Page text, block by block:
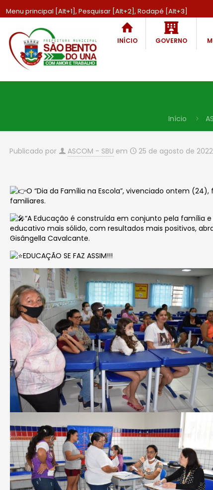
Menu principal [Alt+1], Pesquisar [Alt+2], Rodapé [Alt+3]
INÍCIO GOVERNO
Início
Publicado por ASCOM - SBU em 25 de agosto de 2022
O “Dia da Família na Escola”, vivenciado ontem
familiares.
“A Educação é construída em conjunto pela família
educativo mais sólido, com resultados mais positivos,
Gisângella Cavalcante.
EDUCAÇÃO SE FAZ ASSIM!!!